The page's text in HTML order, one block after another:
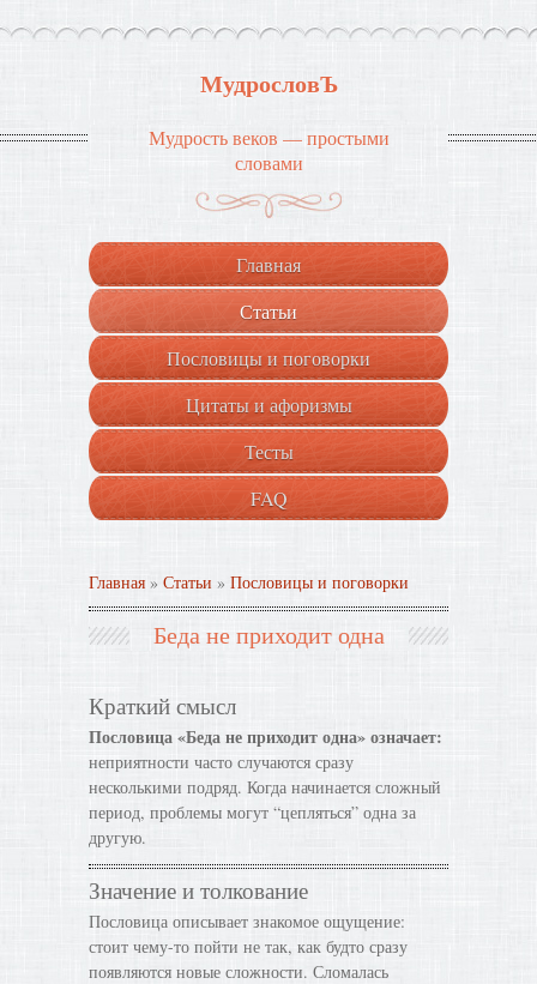
МудрословЪ
Мудрость веков — простыми
словами
Главная
Статьи
Пословицы и поговорки
Цитаты и афоризмы
Тесты
FAQ
Главная » Статьи » Пословицы и поговорки
Беда не приходит одна
Краткий смысл
Пословица «Беда не приходит одна» означает:
неприятности часто случаются сразу
несколькими подряд. Когда начинается сложный
период, проблемы могут “цепляться” одна за
другую.
Значение и толкование
Пословица описывает знакомое ощущение:
стоит чему-то пойти не так, как будто сразу
появляются новые сложности. Сломалась